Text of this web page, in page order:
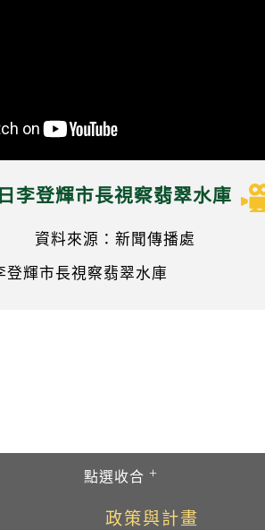
李登輝市長視察翡翠水庫
資料來源：新聞傳播處
登輝市長視察翡翠水庫
政策與計畫